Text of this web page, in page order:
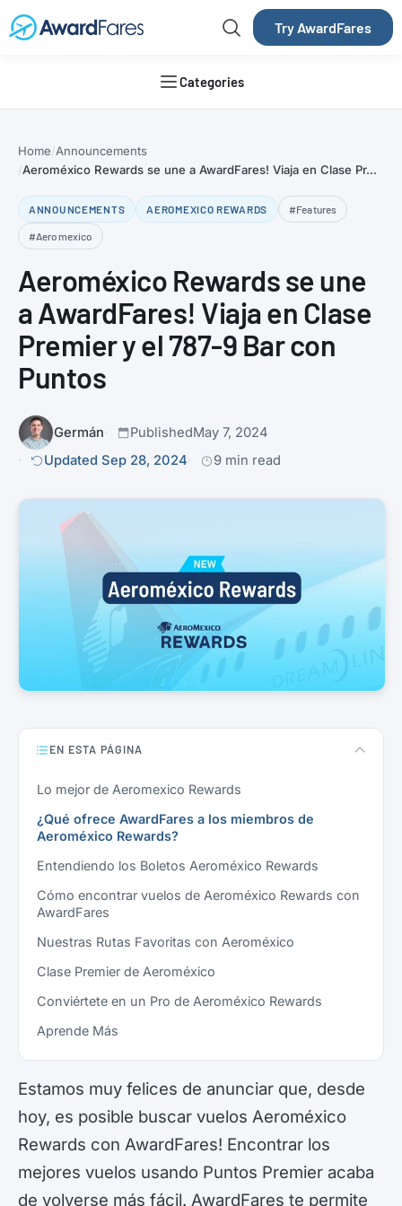
Try AwardFares
Categories
Home Announcements
Aeroméxico Rewards se une a AwardFares! Viaja en Clase Pr...
ANNOUNCEMENTS AEROMEXICO REWARDS #Features
#Aeromexico
Aeroméxico Rewards se une
a AwardFares! Viaja en Clase
Premier y el 787-9 Bar con
Puntos
Germán PublishedMay 7, 2024
Updated Sep 28, 2024
9 min read
EN ESTA PÁGINA
Lo mejor de Aeromexico Rewards
¿Qué ofrece AwardFares a los miembros de
Aeroméxico Rewards?
Entendiendo los Boletos Aeroméxico Rewards
Cómo encontrar vuelos de Aeroméxico Rewards con
AwardFares
Nuestras Rutas Favoritas con Aeroméxico
Clase Premier de Aeroméxico
Conviértete en un Pro de Aeroméxico Rewards
Aprende Más
Estamos muy felices de anunciar que, desde
hoy, es posible buscar vuelos Aeroméxico
Rewards con AwardFares! Encontrar los
mejores vuelos usando Puntos Premier acaba
de volverse más fácil. AwardFares te permite